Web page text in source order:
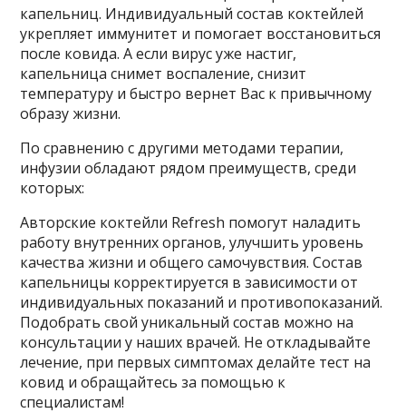
капельниц. Индивидуальный состав коктейлей
укрепляет иммунитет и помогает восстановиться
после ковида. А если вирус уже настиг,
капельница снимет воспаление, снизит
температуру и быстро вернет Вас к привычному
образу жизни.
По сравнению с другими методами терапии,
инфузии обладают рядом преимуществ, среди
которых:
Авторские коктейли Refresh помогут наладить
работу внутренних органов, улучшить уровень
качества жизни и общего самочувствия. Состав
капельницы корректируется в зависимости от
индивидуальных показаний и противопоказаний.
Подобрать свой уникальный состав можно на
консультации у наших врачей. Не откладывайте
лечение, при первых симптомах делайте тест на
ковид и обращайтесь за помощью к
специалистам!